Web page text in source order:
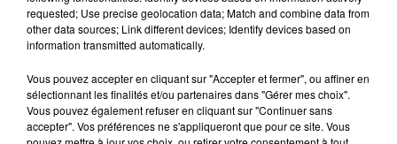
Soumettre le formulaire
requested; Use precise geolocation data; Match and combine data from
other data sources; Link different devices; Identify devices based on
information transmitted automatically.
Vous pouvez accepter en cliquant sur "Accepter et fermer", ou affiner en
sélectionnant les finalités et/ou partenaires dans "Gérer mes choix".
Vous pouvez également refuser en cliquant sur "Continuer sans
accepter". Vos préférences ne s'appliqueront que pour ce site. Vous